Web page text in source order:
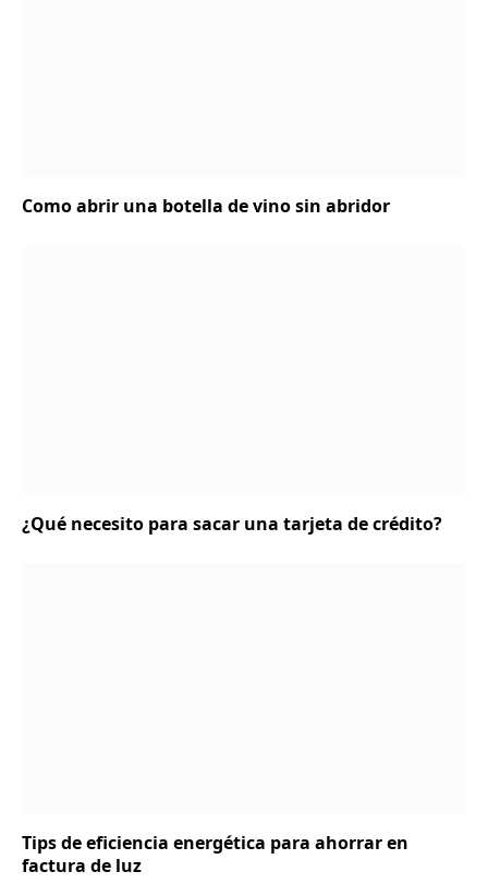
Como abrir una botella de vino sin abridor
¿Qué necesito para sacar una tarjeta de crédito?
Tips de eficiencia energética para ahorrar en
factura de luz